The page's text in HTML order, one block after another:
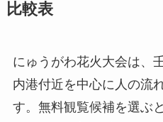
比較表
にゅうがわ花火大会は、
内港付近を中心に人の流
す。無料観覧候補を選ぶ